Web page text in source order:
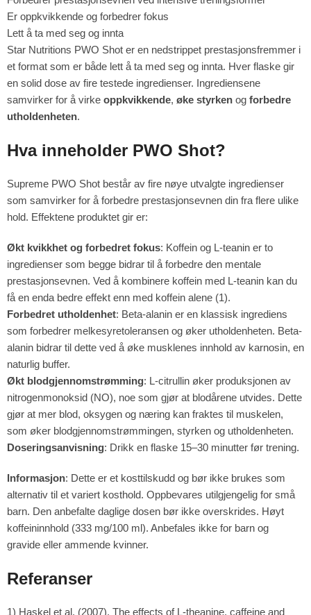
Er oppkvikkende og forbedrer fokus
Lett å ta med seg og innta
Star Nutritions PWO Shot er en nedstrippet prestasjonsfremmer i
et format som er både lett å ta med seg og innta. Hver flaske gir
en solid dose av fire testede ingredienser. Ingrediensene
samvirker for å virke oppkvikkende, øke styrken og forbedre
utholdenheten.
Hva inneholder PWO Shot?
Supreme PWO Shot består av fire nøye utvalgte ingredienser
som samvirker for å forbedre prestasjonsevnen din fra flere ulike
hold. Effektene produktet gir er:
Økt kvikkhet og forbedret fokus: Koffein og L-teanin er to
ingredienser som begge bidrar til å forbedre den mentale
prestasjonsevnen. Ved å kombinere koffein med L-teanin kan du
få en enda bedre effekt enn med koffein alene (1).
Forbedret utholdenhet: Beta-alanin er en klassisk ingrediens
som forbedrer melkesyretoleransen og øker utholdenheten. Beta-
alanin bidrar til dette ved å øke musklenes innhold av karnosin, en
naturlig buffer.
Økt blodgjennomstrømming: L-citrullin øker produksjonen av
nitrogenmonoksid (NO), noe som gjør at blodårene utvides. Dette
gjør at mer blod, oksygen og næring kan fraktes til muskelen,
som øker blodgjennomstrømmingen, styrken og utholdenheten.
Doseringsanvisning: Drikk en flaske 15–30 minutter før trening.
Informasjon: Dette er et kosttilskudd og bør ikke brukes som
alternativ til et variert kosthold. Oppbevares utilgjengelig for små
barn. Den anbefalte daglige dosen bør ikke overskrides. Høyt
koffeininnhold (333 mg/100 ml). Anbefales ikke for barn og
gravide eller ammende kvinner.
Referanser
1) Haskel et al. (2007). The effects of L-theanine, caffeine and